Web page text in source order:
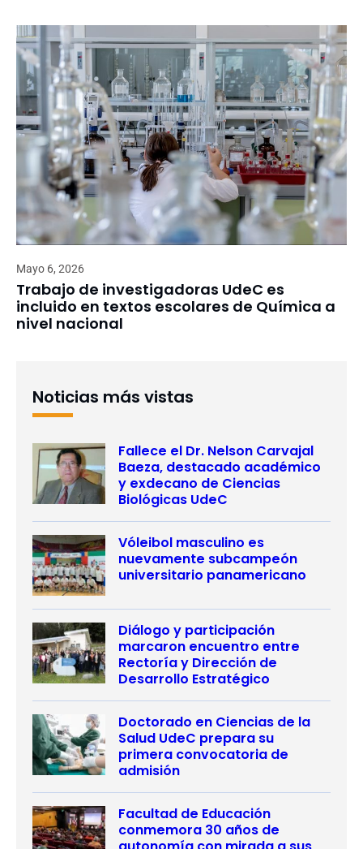
Mayo 6, 2026
Trabajo de investigadoras UdeC es
incluido en textos escolares de Química a
nivel nacional
Noticias más vistas
Fallece el Dr. Nelson Carvajal
Baeza, destacado académico
y exdecano de Ciencias
Biológicas UdeC
Vóleibol masculino es
nuevamente subcampeón
universitario panamericano
Diálogo y participación
marcaron encuentro entre
Rectoría y Dirección de
Desarrollo Estratégico
Doctorado en Ciencias de la
Salud UdeC prepara su
primera convocatoria de
admisión
Facultad de Educación
conmemora 30 años de